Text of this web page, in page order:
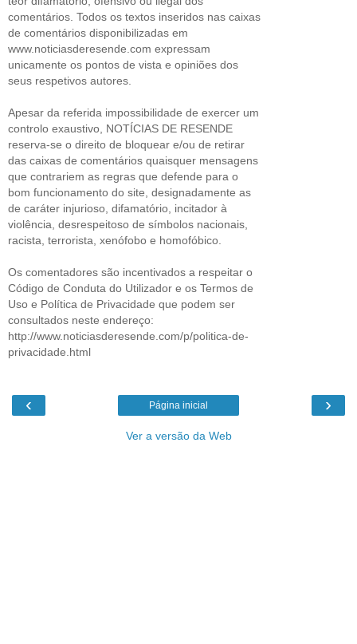
comentários. Todos os textos inseridos nas caixas
de comentários disponibilizadas em
www.noticiasderesende.com expressam
unicamente os pontos de vista e opiniões dos
seus respetivos autores.
Apesar da referida impossibilidade de exercer um
controlo exaustivo, NOTÍCIAS DE RESENDE
reserva-se o direito de bloquear e/ou de retirar
das caixas de comentários quaisquer mensagens
que contrariem as regras que defende para o
bom funcionamento do site, designadamente as
de caráter injurioso, difamatório, incitador à
violência, desrespeitoso de símbolos nacionais,
racista, terrorista, xenófobo e homofóbico.
Os comentadores são incentivados a respeitar o
Código de Conduta do Utilizador e os Termos de
Uso e Política de Privacidade que podem ser
consultados neste endereço:
http://www.noticiasderesende.com/p/politica-de-
privacidade.html
‹ ›
Página inicial
Ver a versão da Web